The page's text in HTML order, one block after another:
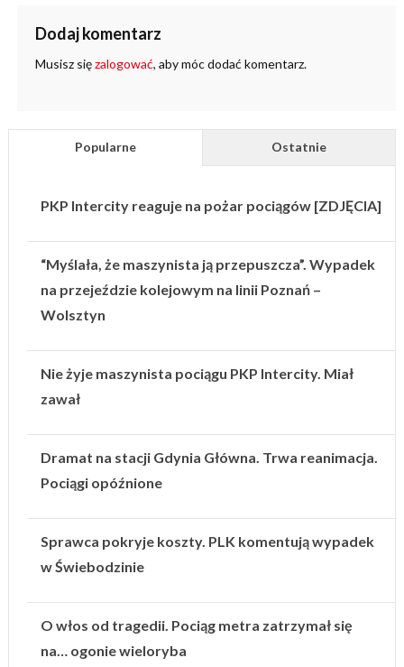
Dodaj komentarz
Musisz sięzalogować, aby móc dodać komentarz.
Popularne Ostatnie
PKP Intercity reaguje na pożar pociągów [ZDJĘCIA]
“Myślała, że maszynista ją przepuszcza”. Wypadek
na przejeździe kolejowym na linii Poznań –
Wolsztyn
Nie żyje maszynista pociągu PKP Intercity. Miał
zawał
Dramat na stacji Gdynia Główna. Trwa reanimacja.
Pociągi opóźnione
Sprawca pokryje koszty. PLK komentują wypadek
w Świebodzinie
O włos od tragedii. Pociąg metra zatrzymał się
na… ogonie wieloryba